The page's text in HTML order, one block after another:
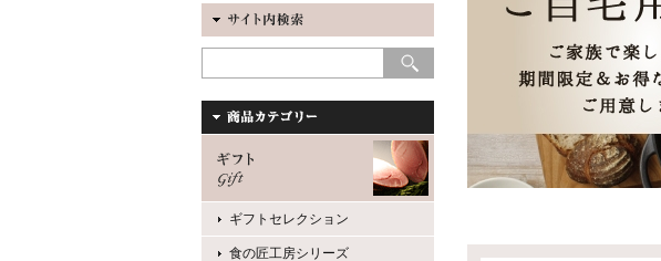
ギフトセレクション
食の匠工房シリーズ